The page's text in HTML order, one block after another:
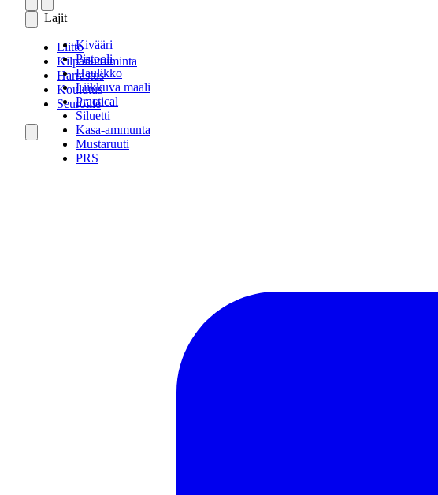
Lajit
Kivääri
Pistooli
Haulikko
Liikkuva maali
Practical
Siluetti
Kasa-ammunta
Mustaruuti
PRS
Liitto
Kilpailutoiminta
Harrastus
Koulutus
Seuroille